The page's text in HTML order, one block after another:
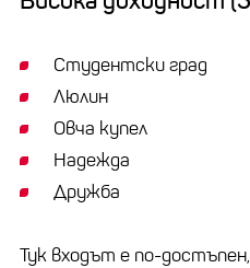
Студентски град
Люлин
Овча купел
Надежда
Дружба
Тук входът е по-